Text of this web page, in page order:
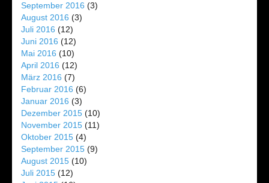
September 2016 (3)
August 2016 (3)
Juli 2016 (12)
Juni 2016 (12)
Mai 2016 (10)
April 2016 (12)
März 2016 (7)
Februar 2016 (6)
Januar 2016 (3)
Dezember 2015 (10)
November 2015 (11)
Oktober 2015 (4)
September 2015 (9)
August 2015 (10)
Juli 2015 (12)